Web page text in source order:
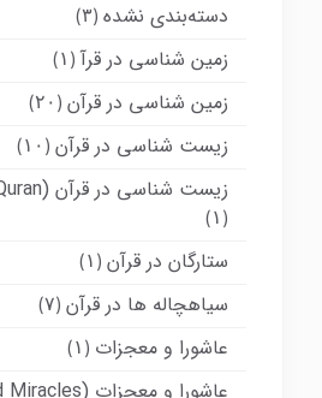
دسته‌بندی نشده (۳)
زمین شناسی در قرآ (۱)
زمین شناسی در قرآن (۲۰)
زیست شناسی در قرآن (۱۰)
زیست شناسی در قرآن (Biology in the Quran)
(۱)
ستارگان در قرآن (۱)
سیاهچاله ها در قرآن (۷)
عاشورا و معجزات (۱)
عاشورا و معجزات (Ashura and Miracles)